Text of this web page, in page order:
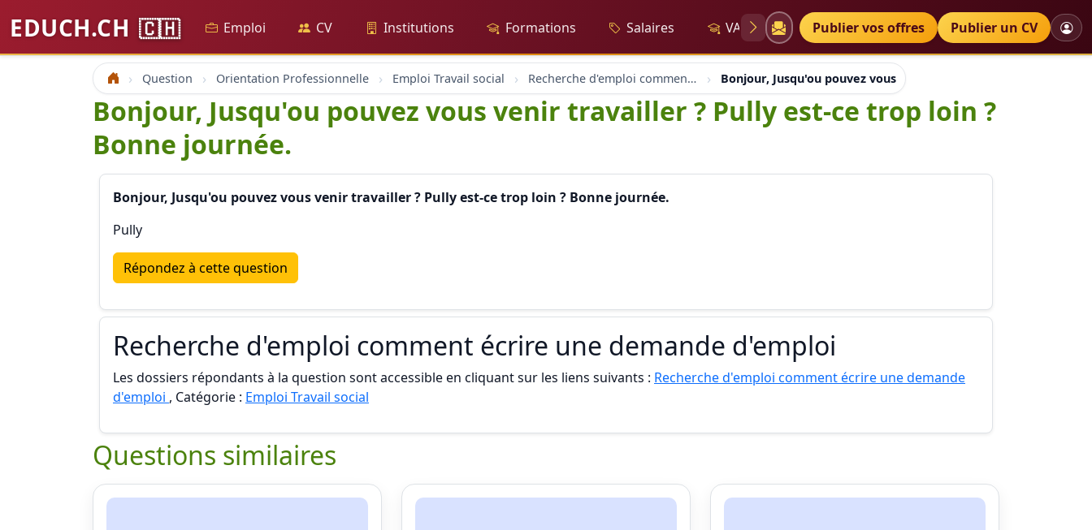
EDUCH.CH 🇨🇭 Emploi CV Institutions Formations Salaires VAE Diplômes Petites annonces
Publier vos offres Publier un CV
Accueil Question Orientation Professionnelle Emploi Travail social Recherche d'emploi comment écrire une demande d'emploi Bonjour, Jusqu'ou pouvez vous venir travailler ? Pully est-ce
Bonjour, Jusqu'ou pouvez vous venir travailler ? Pully est-ce trop loin ?
Bonne journée.
Bonjour, Jusqu'ou pouvez vous venir travailler ? Pully est-ce trop loin ? Bonne journée.
Pully
Répondez à cette question
Recherche d'emploi comment écrire une demande d'emploi
Les dossiers répondants à la question sont accessible en cliquant sur les liens suivants : Recherche d'emploi comment écrire une demande
d'emploi , Catégorie : Emploi Travail social
Questions similaires